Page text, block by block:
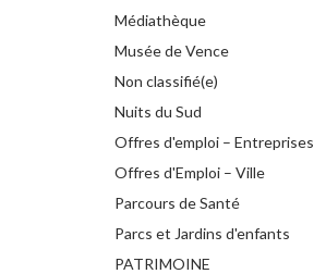
Médiathèque
Musée de Vence
Non classifié(e)
Nuits du Sud
Offres d'emploi – Entreprises
Offres d'Emploi – Ville
Parcours de Santé
Parcs et Jardins d'enfants
PATRIMOINE